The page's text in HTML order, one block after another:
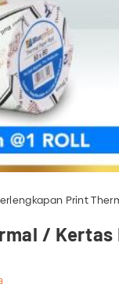
Print
/ Kertas